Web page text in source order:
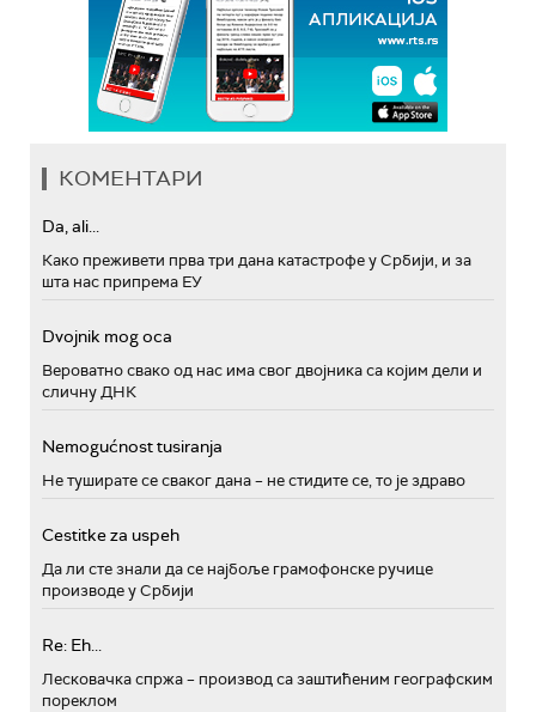
КОМЕНТАРИ
Da, ali...
Како преживети прва три дана катастрофе у Србији, и за
шта нас припрема ЕУ
Dvojnik mog oca
Вероватно свако од нас има свог двојника са којим дели и
сличну ДНК
Nemogućnost tusiranja
Не туширате се сваког дана – не стидите се, то је здраво
Cestitke za uspeh
Да ли сте знали да се најбоље грамофонске ручице
производе у Србији
Re: Eh...
Лесковачка спржа – производ са заштићеним географским
пореклом